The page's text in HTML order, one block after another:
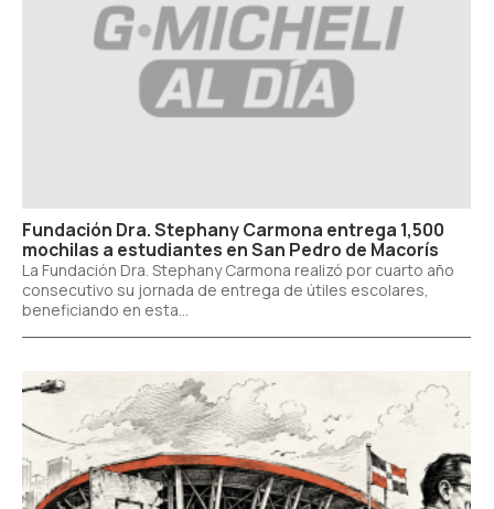
Fundación Dra. Stephany Carmona entrega 1,500
mochilas a estudiantes en San Pedro de Macorís
La Fundación Dra. Stephany Carmona realizó por cuarto año
consecutivo su jornada de entrega de útiles escolares,
beneficiando en esta...